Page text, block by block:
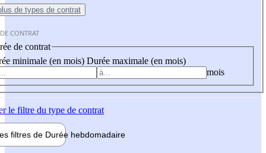
de types de contrat
CONTRAT
de contrat
minimale (en mois) Durée maximale (en mois)
mois
le filtre du type de contrat
filtres de Durée hebdomadaire